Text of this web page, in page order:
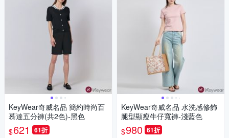
KeyWear奇威名品 簡約時尚百
慕達五分褲(共2色)-黑色
$621 61折
KeyWear奇威名品 水洗感修飾
腿型顯瘦牛仔寬褲-淺藍色
$980 61折